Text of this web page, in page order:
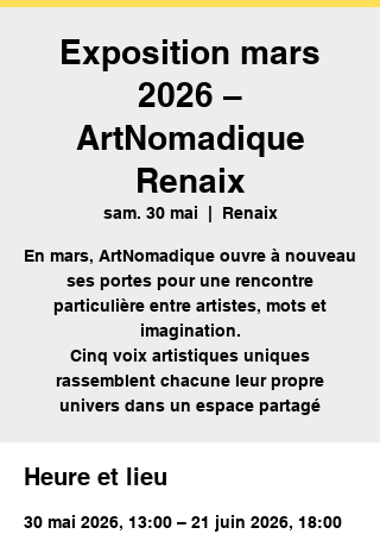
Exposition mars
2026 –
ArtNomadique
Renaix
sam. 30 mai Renaix
En mars, ArtNomadique ouvre à nouveau
ses portes pour une rencontre
particulière entre artistes, mots et
imagination.
Cinq voix artistiques uniques
rassemblent chacune leur propre
univers dans un espace partagé
Heure et lieu
30 mai 2026, 13:00 – 21 juin 2026, 18:00